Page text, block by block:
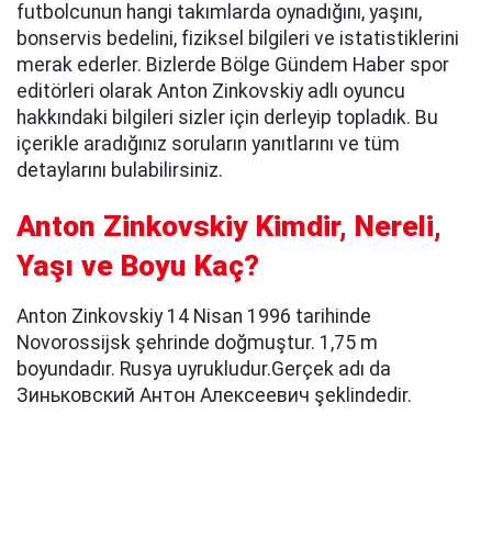
futbolcunun hangi takımlarda oynadığını, yaşını,
bonservis bedelini, fiziksel bilgileri ve istatistiklerini
merak ederler. Bizlerde Bölge Gündem Haber spor
editörleri olarak Anton Zinkovskiy adlı oyuncu
hakkındaki bilgileri sizler için derleyip topladık. Bu
içerikle aradığınız soruların yanıtlarını ve tüm
detaylarını bulabilirsiniz.
Anton Zinkovskiy Kimdir, Nereli,
Yaşı ve Boyu Kaç?
Anton Zinkovskiy 14 Nisan 1996 tarihinde
Novorossijsk şehrinde doğmuştur. 1,75 m
boyundadır. Rusya uyrukludur.Gerçek adı da
Зиньковский Антон Алексеевич şeklindedir.